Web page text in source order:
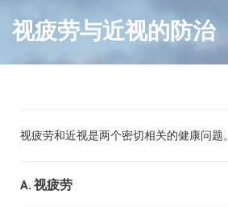
视疲劳与近视的防治
视疲劳和近视是两个密切相关的健康问题。
A. 视疲劳